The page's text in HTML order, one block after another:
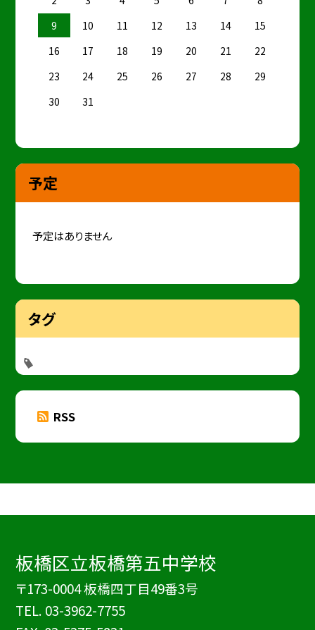
9
10 11 12 13 14
15
16
17 18 19 20 21
22
23
24 25 26 27 28
29
30
31
予定
予定はありません
タグ
RSS
板橋区立板橋第五中学校
〒173-0004 板橋四丁目49番3号
TEL. 03-3962-7755